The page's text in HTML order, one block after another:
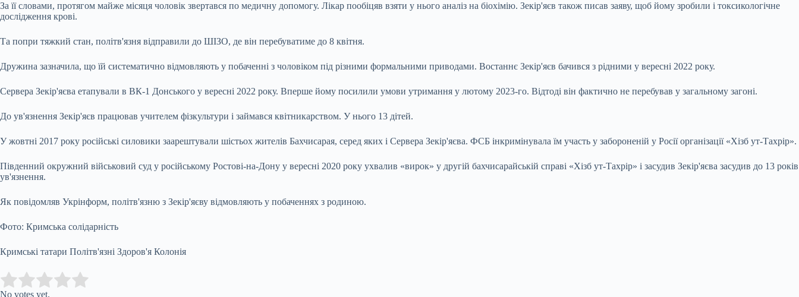
За її словами, протягом майже місяця чоловік звертався по медичну допомогу. Лікар пообіцяв взяти у нього аналіз на біохімію. Зекір'яєв також писав заяву, щоб йому зробили і токсикологічне
дослідження крові.
Та попри тяжкий стан, політв'язня відправили до ШІЗО, де він перебуватиме до 8 квітня.
Дружина зазначила, що їй систематично відмовляють у побаченні з чоловіком під різними формальними приводами. Востаннє Зекір'яєв бачився з рідними у вересні 2022 року.
Сервера Зекір'яєва етапували в ВК-1 Донського у вересні 2022 року. Вперше йому посилили умови утримання у лютому 2023-го. Відтоді він фактично не перебував у загальному загоні.
До ув'язнення Зекір'яєв працював учителем фізкультури і займався квітникарством. У нього 13 дітей.
У жовтні 2017 року російські силовики заарештували шістьох жителів Бахчисарая, серед яких і Сервера Зекір'яєва. ФСБ інкримінувала їм участь у забороненій у Росії організації «Хізб ут-Тахрір».
Південний окружний військовий суд у російському Ростові-на-Дону у вересні 2020 року ухвалив «вирок» у другій бахчисарайській справі «Хізб ут-Тахрір» і засудив Зекір'яєва засудив до 13 років
ув'язнення.
Як повідомляв Укрінформ, політв'язню з Зекір'яєву відмовляють у побаченнях з родиною.
Фото: Кримська солідарність
Кримські татари Політв'язні Здоров'я Колонія
Rate this item:
No votes yet.